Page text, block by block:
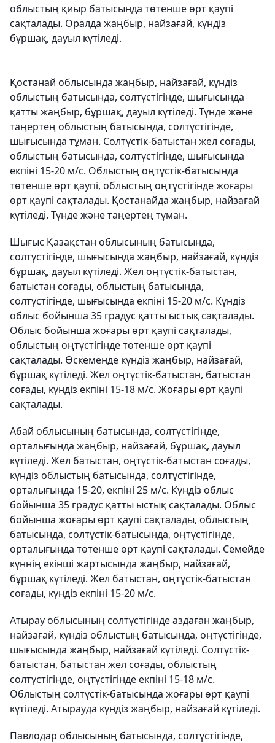
облыстың қиыр батысында төтенше өрт қаупі
сақталады. Оралда жаңбыр, найзағай, күндіз
бұршақ, дауыл күтіледі.
Қостанай облысында жаңбыр, найзағай, күндіз
облыстың батысында, солтүстігінде, шығысында
қатты жаңбыр, бұршақ, дауыл күтіледі. Түнде және
таңертең облыстың батысында, солтүстігінде,
шығысында тұман. Солтүстік-батыстан жел соғады,
облыстың батысында, солтүстігінде, шығысында
екпіні 15-20 м/с. Облыстың оңтүстік-батысында
төтенше өрт қаупі, облыстың оңтүстігінде жоғары
өрт қаупі сақталады. Қостанайда жаңбыр, найзағай
күтіледі. Түнде және таңертең тұман.
Шығыс Қазақстан облысының батысында,
солтүстігінде, шығысында жаңбыр, найзағай, күндіз
бұршақ, дауыл күтіледі. Жел оңтүстік-батыстан,
батыстан соғады, облыстың батысында,
солтүстігінде, шығысында екпіні 15-20 м/с. Күндіз
облыс бойынша 35 градус қатты ыстық сақталады.
Облыс бойынша жоғары өрт қаупі сақталады,
облыстың оңтүстігінде төтенше өрт қаупі
сақталады. Өскеменде күндіз жаңбыр, найзағай,
бұршақ күтіледі. Жел оңтүстік-батыстан, батыстан
соғады, күндіз екпіні 15-18 м/с. Жоғары өрт қаупі
сақталады.
Абай облысының батысында, солтүстігінде,
орталығында жаңбыр, найзағай, бұршақ, дауыл
күтіледі. Жел батыстан, оңтүстік-батыстан соғады,
күндіз облыстың батысында, солтүстігінде,
орталығында 15-20, екпіні 25 м/с. Күндіз облыс
бойынша 35 градус қатты ыстық сақталады. Облыс
бойынша жоғары өрт қаупі сақталады, облыстың
батысында, солтүстік-батысында, оңтүстігінде,
орталығында төтенше өрт қаупі сақталады. Семейде
күннің екінші жартысында жаңбыр, найзағай,
бұршақ күтіледі. Жел батыстан, оңтүстік-батыстан
соғады, күндіз екпіні 15-20 м/с.
Атырау облысының солтүстігінде аздаған жаңбыр,
найзағай, күндіз облыстың батысында, оңтүстігінде,
шығысында жаңбыр, найзағай күтіледі. Солтүстік-
батыстан, батыстан жел соғады, облыстың
солтүстігінде, оңтүстігінде екпіні 15-18 м/с.
Облыстың солтүстік-батысында жоғары өрт қаупі
күтіледі. Атырауда күндіз жаңбыр, найзағай күтіледі.
Павлодар облысының батысында, солтүстігінде,